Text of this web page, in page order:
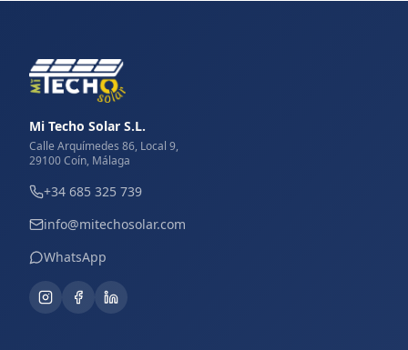
Mi Techo Solar S.L.
Calle Arquímedes 86, Local 9,
29100 Coín, Málaga
+34 685 325 739
info@mitechosolar.com
WhatsApp